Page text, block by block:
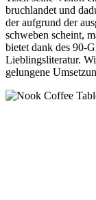
bruchlandet und
der aufgrund der
schweben scheint,
bietet dank des 90-
Lieblingsliteratur.
gelungene